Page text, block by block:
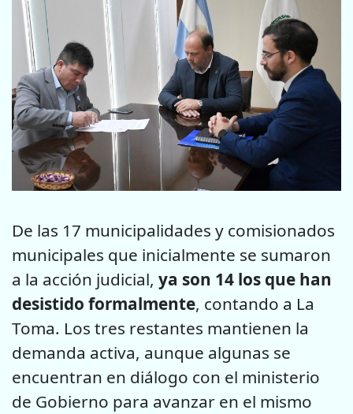
De las 17 municipalidades y comisionados
municipales que inicialmente se sumaron
a la acción judicial, ya son 14 los que han
desistido formalmente, contando a La
Toma. Los tres restantes mantienen la
demanda activa, aunque algunas se
encuentran en diálogo con el ministerio
de Gobierno para avanzar en el mismo